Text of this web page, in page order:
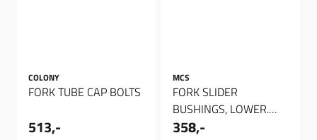
COLONY
FORK TUBE CAP BOLTS
513,-
MCS
FORK SLIDER
BUSHINGS, LOWER.
35MM
358,-